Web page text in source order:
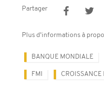
Partager
Plus d'informations à
BANQUE MONDIALE
FMI